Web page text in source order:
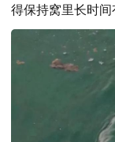
得保持窝里长时间